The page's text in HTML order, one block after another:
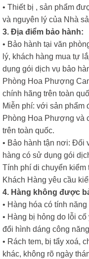
• Thiết bị , sản phẩm
và nguyên lý của Nhà
3. Địa điểm bảo hành:
• Bảo hành tại văn
lý, khách hàng mua tự
dụng gói dịch vụ bảo
Phòng Hoa Phượng
chính hãng trên toàn
Miễn phí: với sản phẩm
Phòng Hoa Phượng và
trên toàn quốc.
• Bảo hành tận nơi: Đối
hàng có sử dụng gói
Tính phí di chuyển
Khách Hàng yêu cầu
4. Hàng không được
• Hàng hóa có tính
• Hàng bị hỏng do lỗi
đổi hình dáng công
• Rách tem, bị tẩy xoá,
khác, không rõ ngày